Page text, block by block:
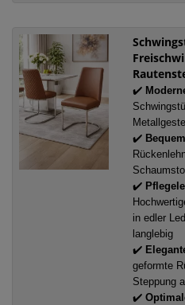
✔️
✔️
✔️
in edler
langlebig
✔️
geformte
Steppung
✔️